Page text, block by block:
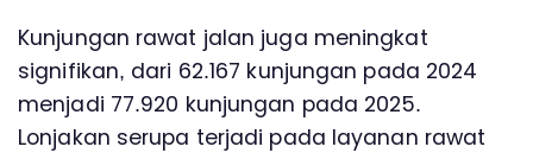
Kunjungan rawat jalan juga meningkat
signifikan, dari 62.167 kunjungan pada 2024
menjadi 77.920 kunjungan pada 2025.
Lonjakan serupa terjadi pada layanan rawat